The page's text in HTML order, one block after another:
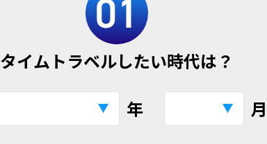
タイムトラベルしたい時代は？
年
月